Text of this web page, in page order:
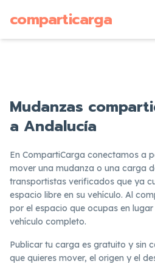
comparticarga
Mudanzas
a Andalucía
En CompartiCarga conectamos a
mover una mudanza o una carga
transportistas verificados que ya
espacio libre en su vehículo. Al
por el espacio que ocupas en
vehículo completo.
Publicar tu carga es gratuito y sin
que quieres mover, el origen y el